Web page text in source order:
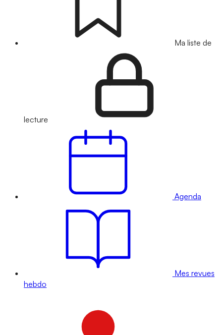
Ma liste de
lecture
Agenda
Mes revues
hebdo